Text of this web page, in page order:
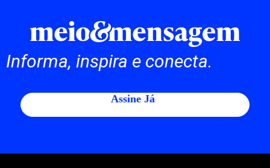
Informa, inspira e conecta.
Assine Já